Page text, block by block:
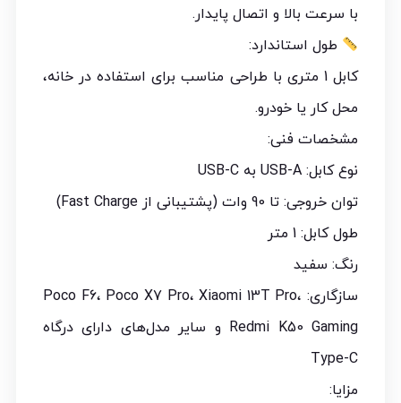
با سرعت بالا و اتصال پایدار.
طول استاندارد:
کابل 1 متری با طراحی مناسب برای استفاده در خانه،
محل کار یا خودرو.
مشخصات فنی:
نوع کابل: USB-A به USB-C
توان خروجی: تا 90 وات (پشتیبانی از Fast Charge)
طول کابل: 1 متر
رنگ: سفید
سازگاری: Poco F6، Poco X7 Pro، Xiaomi 13T Pro،
Redmi K50 Gaming و سایر مدل‌های دارای درگاه
Type-C
مزایا: